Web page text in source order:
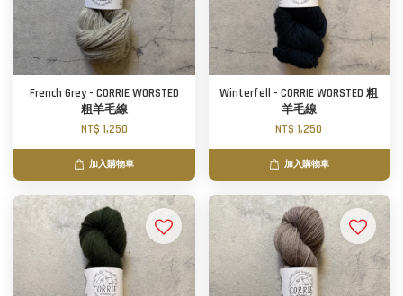
French Grey - CORRIE WORSTED
粗羊毛線
NT$ 1,250
加入購物車
Winterfell - CORRIE WORSTED 粗
羊毛線
NT$ 1,250
加入購物車